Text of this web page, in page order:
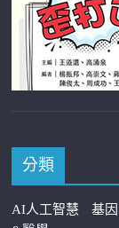
分類
AI人工智慧
基因